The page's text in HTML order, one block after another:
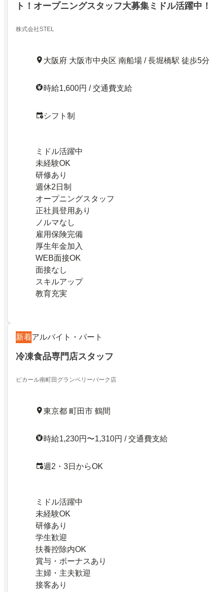
ト！オープニングスタッフ大募集ミドル活躍中！
株式会社STEL
大阪府 大阪市中央区 南船場 / 長堀橋駅 徒歩5分
時給1,600円 / 交通費支給
シフト制
ミドル活躍中
未経験OK
研修あり
週休2日制
オープニングスタッフ
正社員登用あり
ノルマなし
雇用保険完備
厚生年金加入
WEB面接OK
面接なし
スキルアップ
教育充実
新着アルバイト・パート
冷凍食品専門店スタッフ
ピカール南町田グランベリーパーク店
東京都 町田市 鶴間
時給1,230円〜1,310円 / 交通費支給
週2・3日からOK
ミドル活躍中
未経験OK
研修あり
学生歓迎
扶養控除内OK
賞与・ボーナスあり
主婦・主夫歓迎
接客あり